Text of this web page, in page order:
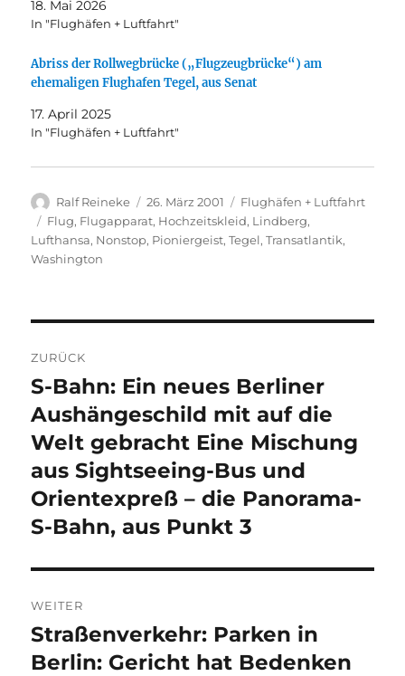
18. Mai 2026
In "Flughäfen + Luftfahrt"
Abriss der Rollwegbrücke („Flugzeugbrücke“) am
ehemaligen Flughafen Tegel, aus Senat
17. April 2025
In "Flughäfen + Luftfahrt"
Autor
Ralf Reineke
Veröffentlicht
am
26. März 2001 Kategorien
Flughäfen + Luftfahrt
Schlagwörter
Flug, Flugapparat, Hochzeitskleid, Lindberg,
Lufthansa, Nonstop, Pioniergeist,Tegel,Transatlantik,
Washington
ZURÜCK
Vorheriger
Beitrag:
S-Bahn: Ein neues Berliner
Aushängeschild mit auf die
Welt gebracht Eine Mischung
aus Sightseeing-Bus und
Orientexpreß – die Panorama-
S-Bahn, aus Punkt 3
WEITER
Nächster
Beitrag:
Straßenverkehr: Parken in
Berlin: Gericht hat Bedenken